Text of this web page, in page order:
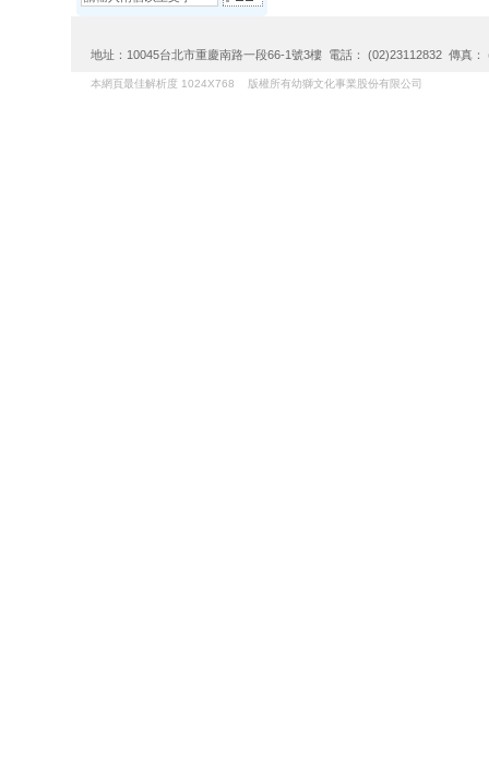
地址：10045台北市重慶南路一段66-1號3樓 電話： (02)23112832 傳真
本網頁最佳解析度 1024X768 版權所有幼獅文化事業股份有限公司